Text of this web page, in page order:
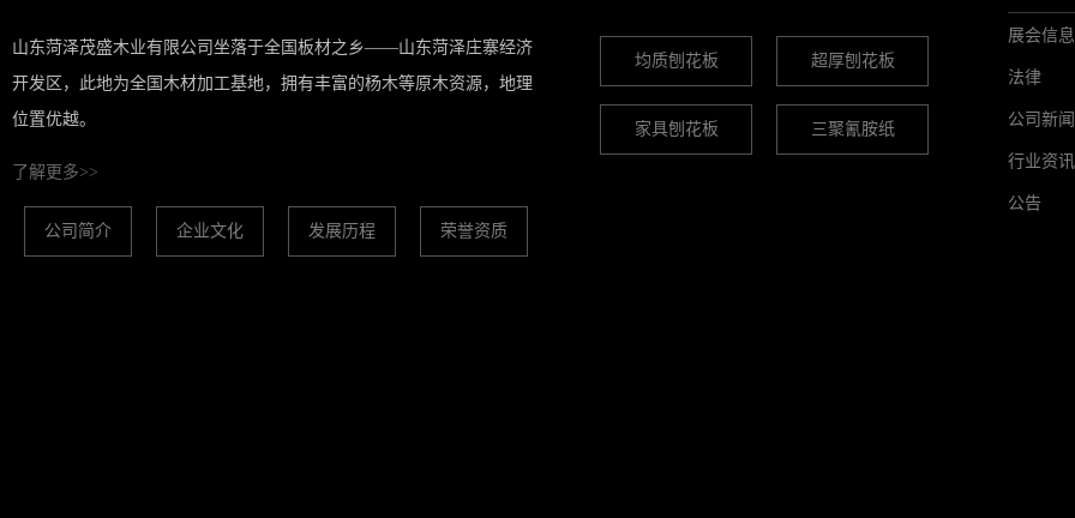
山东菏泽茂盛木业有限公司坐落于全国板材之乡——山东菏泽庄寨经济
开发区，此地为全国木材加工基地，拥有丰富的杨木等原木资源，地理
位置优越。
了解更多>>
公司简介 企业文化 发展历程 荣誉资质
均质刨花板 超厚刨花板
家具刨花板 三聚氰胺纸
展会信息
法律
公司新闻
行业资讯
公告